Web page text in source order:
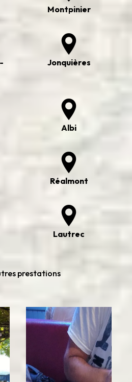
Montpinier
Jonquières
Albi
Réalmont
Lautrec
prestations